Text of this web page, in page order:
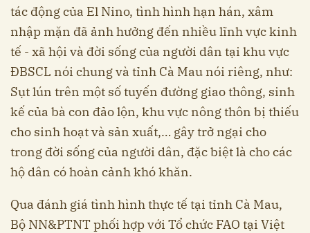
tác động của El Nino, tình hình hạn hán, xâm
nhập mặn đã ảnh hưởng đến nhiều lĩnh vực kinh
tế - xã hội và đời sống của người dân tại khu vực
ĐBSCL nói chung và tỉnh Cà Mau nói riêng, như:
Sụt lún trên một số tuyến đường giao thông, sinh
kế của bà con đảo lộn, khu vực nông thôn bị thiếu
cho sinh hoạt và sản xuất,… gây trở ngại cho
trong đời sống của người dân, đặc biệt là cho các
hộ dân có hoàn cảnh khó khăn.
Qua đánh giá tình hình thực tế tại tỉnh Cà Mau,
Bộ NN&PTNT phối hợp với Tổ chức FAO tại Việt